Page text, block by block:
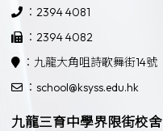
：2394 4081
：2394 4082
：九龍大角咀詩歌舞街14號
：school@ksyss.edu.hk
九龍三育中學界限街校舍